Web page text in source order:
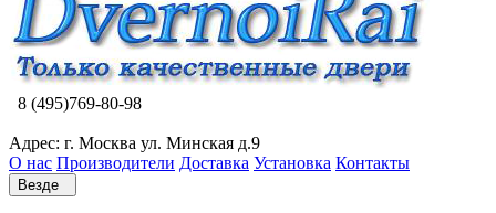
8 (495)769-80-98
Адрес: г. Москва ул. Минская д.9
О нас Производители Доставка Установка Контакты
Везде